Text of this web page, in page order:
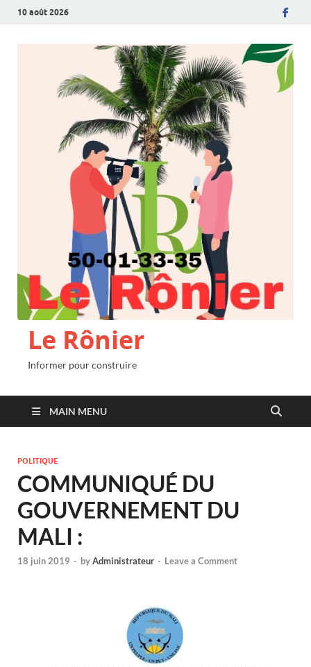
10 août 2026
Le Rônier
Informer pour construire
MAIN MENU
POLITIQUE
COMMUNIQUÉ DU
GOUVERNEMENT DU
MALI :
18 juin 2019 - byAdministrateur - Leave a Comment